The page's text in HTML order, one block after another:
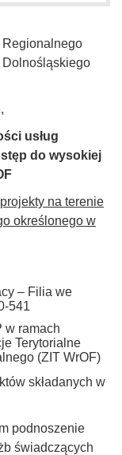
Regionalnego
Dolnośląskiego
usług
do wysokiej
na terenie
określonego w
– Filia we
541
w ramach
Terytorialne
(ZIT WrOF)
składanych w
podnoszenie
świadczących